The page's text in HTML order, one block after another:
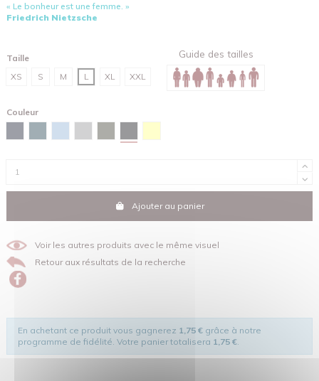
« Le bonheur est une femme. »
Friedrich Nietzsche
Taille
XS
S M L XL XXL
Guide des tailles
Couleur
Ajouter au panier
Voir les autres produits avec le même visuel
Retour aux résultats de la recherche
En achetant ce produit vous gagnerez 1,75 € grâce à notre
programme de fidélité. Votre panier totalisera 1,75 €